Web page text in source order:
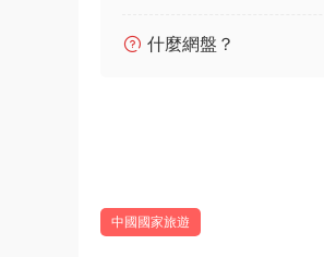
什麼網盤？
中國國家旅遊